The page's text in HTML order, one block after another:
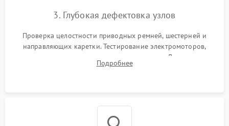
3. Глубокая дефектовка узлов
Проверка целостности приводных ремней, шестерней и
направляющих каретки. Тестирование электромоторов,
электромагнитных клапанов и компрессора. Диагностика
материнской платы, датчиков положения и целостности
Подробнее